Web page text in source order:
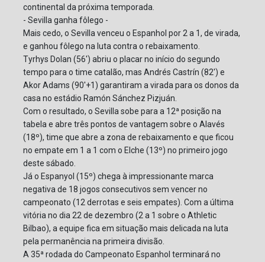
continental da próxima temporada.
- Sevilla ganha fôlego -
Mais cedo, o Sevilla venceu o Espanhol por 2 a 1, de virada,
e ganhou fôlego na luta contra o rebaixamento.
Tyrhys Dolan (56') abriu o placar no início do segundo
tempo para o time catalão, mas Andrés Castrín (82') e
Akor Adams (90'+1) garantiram a virada para os donos da
casa no estádio Ramón Sánchez Pizjuán.
Com o resultado, o Sevilla sobe para a 12ª posição na
tabela e abre três pontos de vantagem sobre o Alavés
(18º), time que abre a zona de rebaixamento e que ficou
no empate em 1 a 1 com o Elche (13º) no primeiro jogo
deste sábado.
Já o Espanyol (15º) chega à impressionante marca
negativa de 18 jogos consecutivos sem vencer no
campeonato (12 derrotas e seis empates). Com a última
vitória no dia 22 de dezembro (2 a 1 sobre o Athletic
Bilbao), a equipe fica em situação mais delicada na luta
pela permanência na primeira divisão.
A 35ª rodada do Campeonato Espanhol terminará no